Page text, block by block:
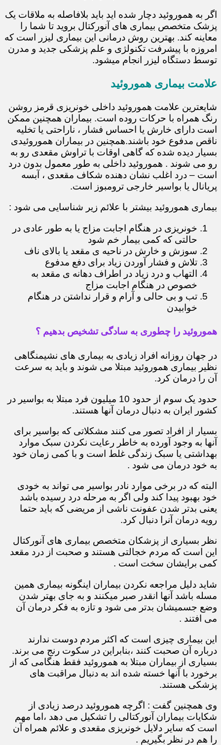
اگر به هموروئید دچار شده اید باید بلافاصله به ملاقات یک
پزشک متخصص بیماری های آنورکتال بروید تا شما را
معاینه کند. بهترین روش درمانی این بیماری لیزر است که
امروزه با پیشرفت تکنولژی و علم پزشکی جدید و مدرن
توسط دستگاه لیزر انجام میشود.
علامت بیماری هموروئید
شایعترین علامت هموروئید داخلی خونریزی قرمز روشن
رنگ همراه با حرکات روده است. بیماران همچنین ممکن
است دارای خارش یا احساس فشار ، ناراحتی یا تخلیه
ناقص مدفوع خود باشند.همچنین در بیماران هموروئیدی
بسیار دیده شده که گاهی اوقات با تراوش مقعدی رو به
رو می شوند . هموروئید داخلی به طور معمول بدون درد
است – درد اغلب نشان دهنده شکاف مقعدی ، آبسه
پریانال یا بواسیر خارجی ترومبوز است.
بیماری هموروئید بیشتر با علائم زیر شناسایی می شود :
خونریزی در هنگام اجابت مزاج یا به طور عادی در
حالتی که کمی بیمار خم شود
سوزش و خارش در ناحیه ی مقعد یا بالای ناف
تلاش و فشار آوردن زیاد برای دفع مدفوع
التهاب و درد زیاد در اطراف دهانه ی مقعد به
خصوص در هنگام اجابت مزاج
تب و بی حالی و آرام و قرار نداشتن در هنگام
خوابیدن
هموروئید را چطوری به سادگی تشخیص بدهیم ؟
در جهان روزانه افراد زیادی به بیماری های نشیمنگاهی
نظیر بیماری هموروئید مبتلا می شوند و باید به سرعت
آن را درمان کرد.
حدود یک سوم از حدود 10 میلیون فرد مبتلا به بواسیر در
کشور ایران به دنبال درمان آنها هستند.
بسیار از افراد تصور می کنند مشکلاتی که بواسیر برای
آنها به وجود آورده به خاطر رعایت نکردن سبک موارد
بهداشتی یا سبک زندگی غلط است و با کمی زمان خود
به خود درمان می شود .
البته که در برخی موارد نادر بواسیر می تواند به خودی
خود بهبود پیدا کند ولی اگر به مرحله درد رسیده باشد
یعنی بدتر شدن عفونت ناشی از مریضی که باید حتما
رویه درمان آنرا دنبال کرد.
نظر بسیاری از پزشکان متخصص بیماری های آنورکتال
این است که مردم خجالتی هستند و صحبت از درد مقعد
کمی برایشان سخت است .
شاید دلیل مراجعه نکردن بیماران اینگونه بیماری همین
مسله باشد آنها انقدر صبر میکنند و به جای بهتر شدن
وضع جسمیشان بدتر می شود و تازه به فکر درمان آن
می افتند .
این بیماری چیزی است که اکثر مردم دوست ندارند
درباره آن صحبت کنند ،بنابراین در سکوت رنج می برند.
بسیاری از بیماران مبتلا به هموروئید فقط هنگامی که از
برخورد با آنها خسته شده اند به دنبال مراقبت های
پزشکی هستند.
وی همچنین گفت : اگرچه هموروئید درصد زیادی از
شکایات بیماران آنورکتالی را تشکیل می دهد ،اما مهم
است که سایر دلایل خونریزی مقعدی و علائم همراه آن
را هم در نظر بگیریم .